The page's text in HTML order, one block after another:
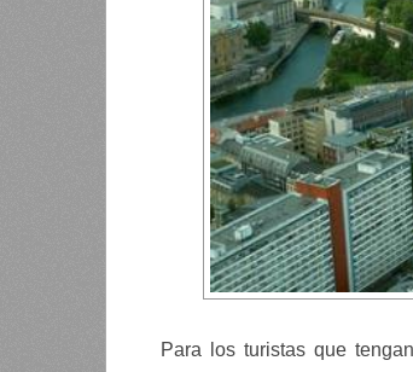
Para los turistas que